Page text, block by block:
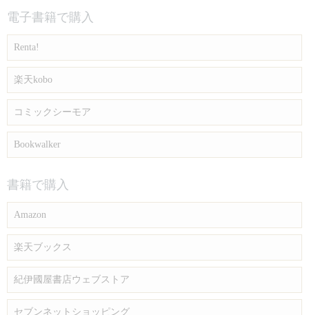
電子書籍で購入
Renta!
楽天kobo
コミックシーモア
Bookwalker
書籍で購入
Amazon
楽天ブックス
紀伊國屋書店ウェブストア
セブンネットショッピング